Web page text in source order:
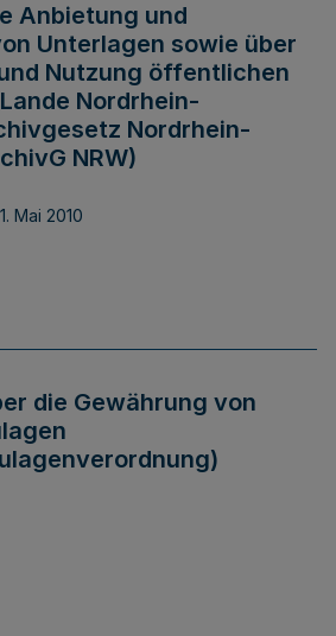
Anbietung und
Unterlagen sowie über
Nutzung öffentlichen
Nordrhein-
Nordrhein-
NRW)
Mai 2010
die Gewährung von